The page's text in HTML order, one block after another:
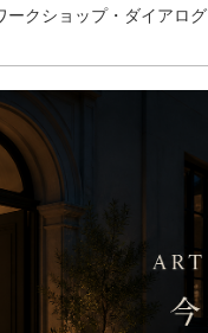
ークショップ・ダイアログ